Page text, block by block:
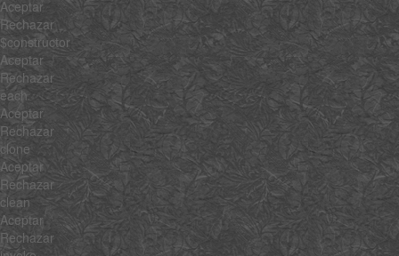
Aceptar
Rechazar
$constructor
Aceptar
Rechazar
each
Aceptar
Rechazar
clone
Aceptar
Rechazar
clean
Aceptar
Rechazar